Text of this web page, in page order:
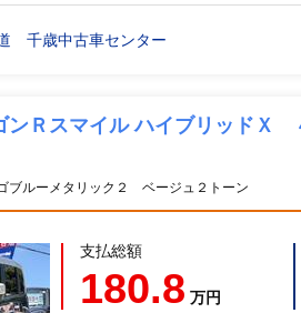
千歳中古車センター
ンＲスマイル ハイブリッド
ブルーメタリック２ ベージュ２トーン
支払総額
180.8 万円